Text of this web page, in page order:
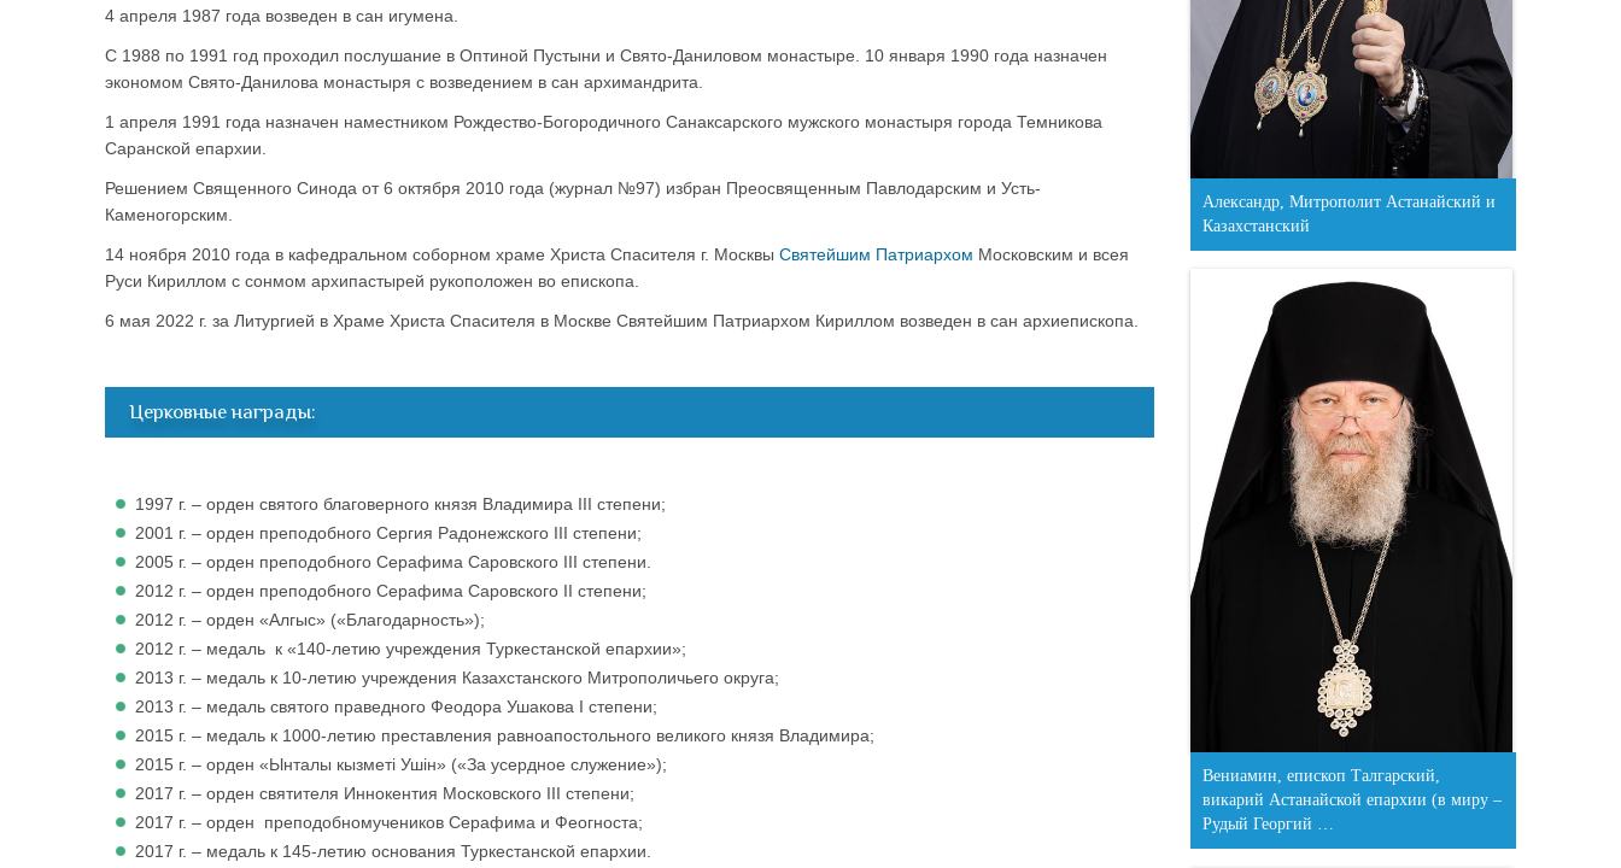
4 апреля 1987 года возведен в сан игумена.
С 1988 по 1991 год проходил послушание в Оптиной Пустыни и Свято-Даниловом монастыре. 10 января 1990 года назначен
экономом Свято-Данилова монастыря с возведением в сан архимандрита.
1 апреля 1991 года назначен наместником Рождество-Богородичного Санаксарского мужского монастыря города Темникова
Саранской епархии.
Решением Священного Синода от 6 октября 2010 года (журнал №97) избран Преосвященным Павлодарским и Усть-
Каменогорским.
14 ноября 2010 года в кафедральном соборном храме Христа Спасителя г. Москвы Святейшим Патриархом Московским и всея
Руси Кириллом с сонмом архипастырей рукоположен во епископа.
6 мая 2022 г. за Литургией в Храме Христа Спасителя в Москве Святейшим Патриархом Кириллом возведен в сан архиепископа.
Церковные награды:
1997 г. – орден святого благоверного князя Владимира III степени;
2001 г. – орден преподобного Сергия Радонежского III степени;
2005 г. – орден преподобного Серафима Саровского III степени.
2012 г. – орден преподобного Серафима Саровского II степени;
2012 г. – орден «Алгыс» («Благодарность»);
2012 г. – медаль к «140-летию учреждения Туркестанской епархии»;
2013 г. – медаль к 10-летию учреждения Казахстанского Митрополичьего округа;
2013 г. – медаль святого праведного Феодора Ушакова I степени;
2015 г. – медаль к 1000-летию преставления равноапостольного великого князя Владимира;
2015 г. – орден «Ынталы кызметi Ушiн» («За усердное служение»);
2017 г. – орден святителя Иннокентия Московского III степени;
2017 г. – орден преподобномучеников Серафима и Феогноста;
2017 г. – медаль к 145-летию основания Туркестанской епархии.
Александр, Митрополит Астанайский и
Казахстанский
Вениамин, епископ Талгарский,
викарий Астанайской епархии (в миру –
Рудый Георгий …